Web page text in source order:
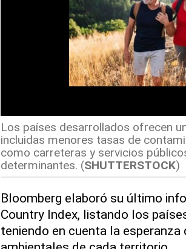
Los países desarrollados ofrecen
incluidas menores tasas de
como carreteras y servicios
determinantes. (SHUTTERSTOCK)
Bloomberg elaboró su último
Country Index, listando los
teniendo en cuenta la